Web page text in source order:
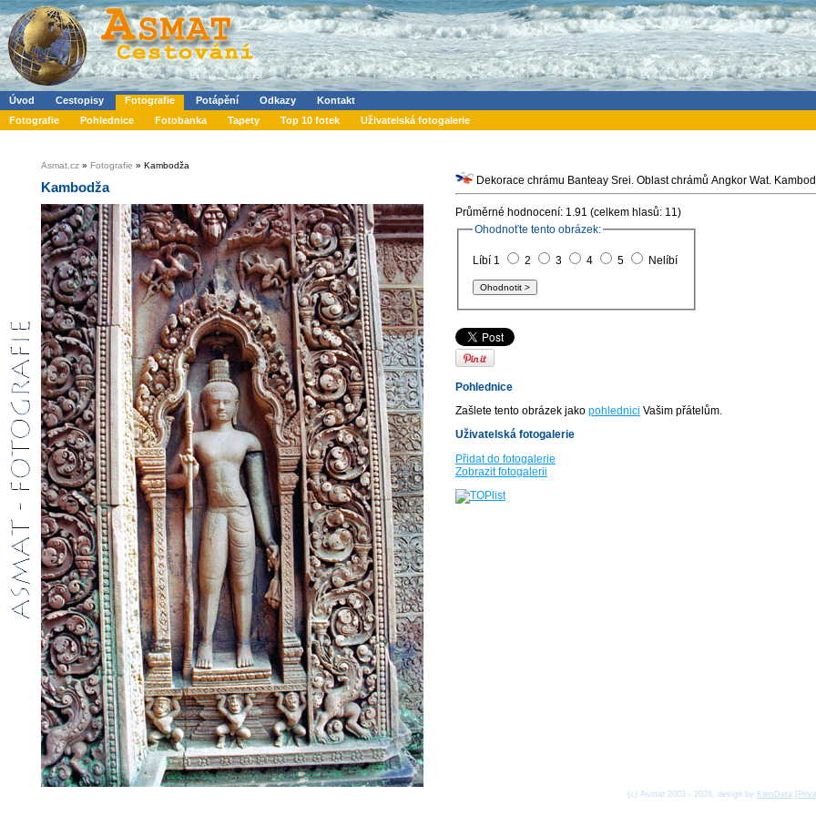
Úvod Cestopisy Fotografie Potápění Odkazy
Kontakt
Fotografie
Pohlednice Fotobanka Tapety Top 10 fotek Uživatelská fotogalerie
Asmat.cz » Fotografie » Kambodža
Kambodža Dekorace chrámu Banteay Srei. Oblast chrámů Angkor Wat.
Průměrné hodnocení: 1.91 (celkem hlasů: 11)
Ohodnoťte tento obrázek:
Líbí 1 2 3 4 5 Nelíbí
Pohlednice
Zašlete tento obrázek jako pohlednici Vašim přátelům.
Uživatelská fotogalerie
Přidat do fotogalerie
Zobrazit fotogalerii
(c) Asmat 2003 - 2026, design by KamData